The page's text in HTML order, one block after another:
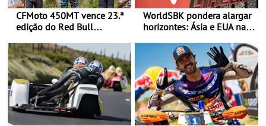
CFMoto 450MT vence 23.ª
edição do Red Bull
Categorias Adventure -
Vitória na Ultimate, Core e
Lite
WorldSBK pondera alargar
horizontes: Ásia e EUA na